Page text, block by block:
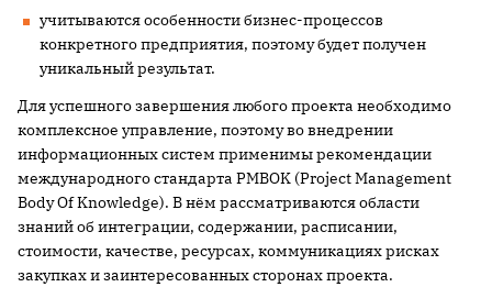
учитываются особенности бизнес-процессов
конкретного предприятия, поэтому будет получен
уникальный результат.
Для успешного завершения любого проекта необходимо
комплексное управление, поэтому во внедрении
информационных систем применимы рекомендации
международного стандарта PMBOK (Project Management
Body Of Knowledge). В нём рассматриваются области
знаний об интеграции, содержании, расписании,
стоимости, качестве, ресурсах, коммуникациях рисках
закупках и заинтересованных сторонах проекта.